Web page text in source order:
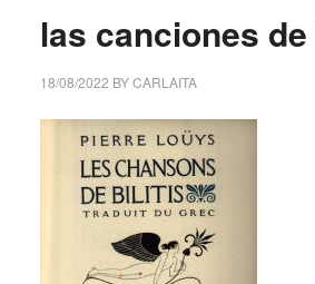
las canciones
18/08/2022 BYCARLAITA